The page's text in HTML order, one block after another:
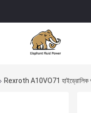
Rexroth A10VO71 হাইড্রোলিক